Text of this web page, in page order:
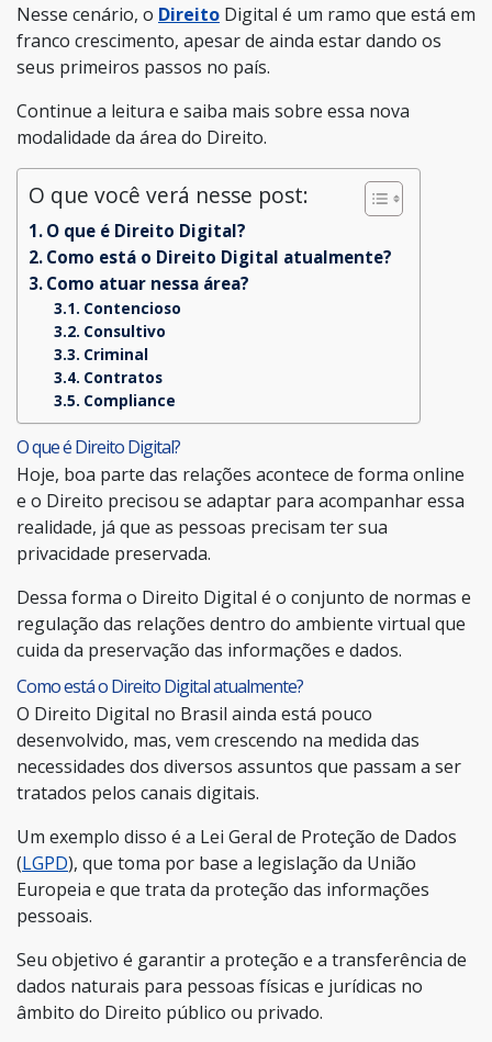
Nesse cenário, o Direito Digital é um ramo que está em
franco crescimento, apesar de ainda estar dando os
seus primeiros passos no país.
Continue a leitura e saiba mais sobre essa nova
modalidade da área do Direito.
O que você verá nesse post:
O que é Direito Digital?
Como está o Direito Digital atualmente?
Como atuar nessa área?
Contencioso
Consultivo
Criminal
Contratos
Compliance
O que é Direito Digital?
Hoje, boa parte das relações acontece de forma online
e o Direito precisou se adaptar para acompanhar essa
realidade, já que as pessoas precisam ter sua
privacidade preservada.
Dessa forma o Direito Digital é o conjunto de normas e
regulação das relações dentro do ambiente virtual que
cuida da preservação das informações e dados.
Como está o Direito Digital atualmente?
O Direito Digital no Brasil ainda está pouco
desenvolvido, mas, vem crescendo na medida das
necessidades dos diversos assuntos que passam a ser
tratados pelos canais digitais.
Um exemplo disso é a Lei Geral de Proteção de Dados
(LGPD), que toma por base a legislação da União
Europeia e que trata da proteção das informações
pessoais.
Seu objetivo é garantir a proteção e a transferência de
dados naturais para pessoas físicas e jurídicas no
âmbito do Direito público ou privado.